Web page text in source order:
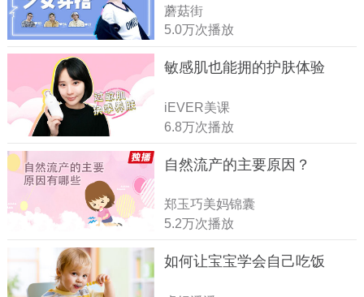
蘑菇街
5.0万次播放
敏感肌也能拥的护肤体验
iEVER美课
6.8万次播放
自然流产的主要原因？
郑玉巧美妈锦囊
5.2万次播放
如何让宝宝学会自己吃饭